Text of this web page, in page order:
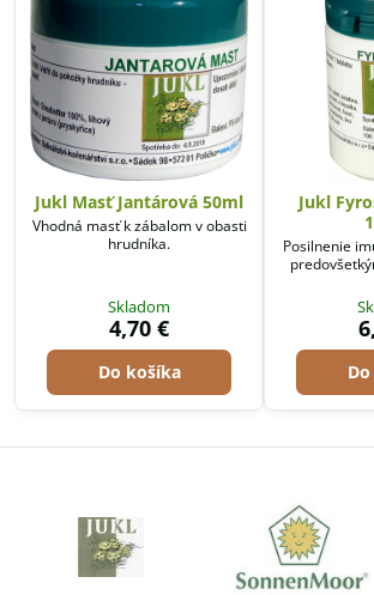
Jukl Masť Jantárová 50ml
Vhodná masť k zábalom v obasti
hrudníka.
Skladom
4,70 €
Do košíka
Jukl
Posilnenie